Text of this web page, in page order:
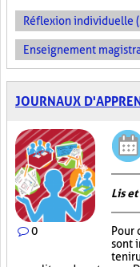
Réflexion individuelle
Enseignement
JOURNAUX
0
Lis
Pour
sont
tenir